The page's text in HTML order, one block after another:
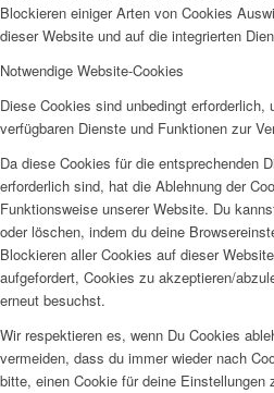
Blockieren einiger Arten von Cookies
dieser Website und auf die integrierten
Notwendige Website-Cookies
Diese Cookies sind unbedingt
verfügbaren Dienste und Funktionen zur
Da diese Cookies für die entsprechenden
erforderlich sind, hat die Ablehnung der
Funktionsweise unserer Website. Du
oder löschen, indem du deine
Blockieren aller Cookies auf dieser
aufgefordert, Cookies zu akzeptieren/
erneut besuchst.
Wir respektieren es, wenn Du Cookies
vermeiden, dass du immer wieder nach
bitte, einen Cookie für deine